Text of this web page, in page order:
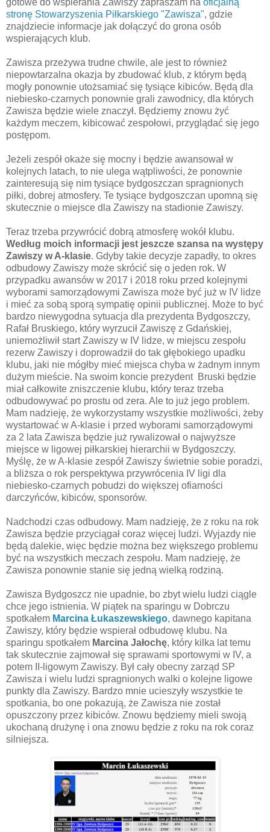
gotowe do wspierania Zawiszy zapraszam na oficjalną
stronę Stowarzyszenia Piłkarskiego "Zawisza", gdzie
znajdziecie informacje jak dołączyć do grona osób
wspierających klub.
Zawisza przeżywa trudne chwile, ale jest to również
niepowtarzalna okazja by zbudować klub, z którym będą
mogły ponownie utożsamiać się tysiące kibiców. Będą dla
niebiesko-czarnych ponownie grali zawodnicy, dla których
Zawisza będzie wiele znaczył. Będziemy znowu żyć
każdym meczem, kibicować zespołowi, przyglądać się jego
postępom.
Jeżeli zespół okaże się mocny i będzie awansował w
kolejnych latach, to nie ulega wątpliwości, że ponownie
zainteresują się nim tysiące bydgoszczan spragnionych
piłki, dobrej atmosfery. Te tysiące bydgoszczan upomną się
skutecznie o miejsce dla Zawiszy na stadionie Zawiszy.
Teraz trzeba przywrócić dobrą atmosferę wokół klubu.
Według moich informacji jest jeszcze szansa na występy
Zawiszy w A-klasie. Gdyby takie decyzje zapadły, to okres
odbudowy Zawiszy może skrócić się o jeden rok. W
przypadku awansów w 2017 i 2018 roku przed kolejnymi
wyborami samorządowymi Zawisza może być już w IV lidze
i mieć za sobą sporą sympatię opinii publicznej. Może to być
bardzo niewygodna sytuacja dla prezydenta Bydgoszczy,
Rafał Bruskiego, który wyrzucił Zawiszę z Gdańskiej,
uniemożliwił start Zawiszy w IV lidze, w miejscu zespołu
rezerw Zawiszy i doprowadził do tak głębokiego upadku
klubu, jaki nie mógłby mieć miejsca chyba w żadnym innym
dużym mieście. Na swoim koncie prezydent Bruski będzie
miał całkowite zniszczenie klubu, który teraz trzeba
odbudowywać po prostu od zera. Ale to już jego problem.
Mam nadzieję, że wykorzystamy wszystkie możliwości, żeby
wystartować w A-klasie i przed wyborami samorządowymi
za 2 lata Zawisza będzie już rywalizował o najwyższe
miejsce w ligowej piłkarskiej hierarchii w Bydgoszczy.
Myślę, że w A-klasie zespół Zawiszy świetnie sobie poradzi,
a bliższa o rok perspektywa przywrócenia IV ligi dla
niebiesko-czarnych pobudzi do większej ofiarności
darczyńców, kibiców, sponsorów.
Nadchodzi czas odbudowy. Mam nadzieję, że z roku na rok
Zawisza będzie przyciągał coraz więcej ludzi. Wyjazdy nie
będą dalekie, więc będzie można bez większego problemu
być na wszystkich meczach zespołu. Mam nadzieję, że
Zawisza ponownie stanie się jedną wielką rodziną.
Zawisza Bydgoszcz nie upadnie, bo zbyt wielu ludzi ciągle
chce jego istnienia. W piątek na sparingu w Dobrczu
spotkałem Marcina Łukaszewskiego, dawnego kapitana
Zawiszy, który będzie wspierał odbudowę klubu. Na
sparingu spotkałem Marcina Jałochę, który kilka lat temu
tak skutecznie zajmował się sprawami sportowymi w IV, a
potem II-ligowym Zawiszy. Był cały obecny zarząd SP
Zawisza i wielu ludzi spragnionych walki o kolejne ligowe
punkty dla Zawiszy. Bardzo mnie ucieszyły wszystkie te
spotkania, bo one pokazują, że Zawisza nie został
opuszczony przez kibiców. Znowu będziemy mieli swoją
ukochaną drużynę i ona znowu będzie z roku na rok coraz
silniejsza.